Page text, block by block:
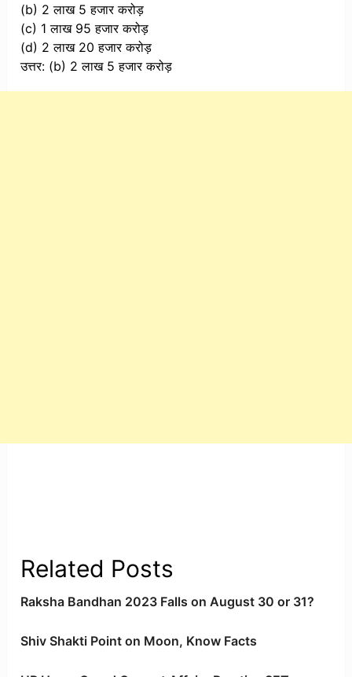
(b) 2 लाख 5 हजार करोड़
(c) 1 लाख 95 हजार करोड़
(d) 2 लाख 20 हजार करोड़
उत्तर: (b) 2 लाख 5 हजार करोड़
Related Posts
Raksha Bandhan 2023 Falls on August 30 or 31?
Shiv Shakti Point on Moon, Know Facts